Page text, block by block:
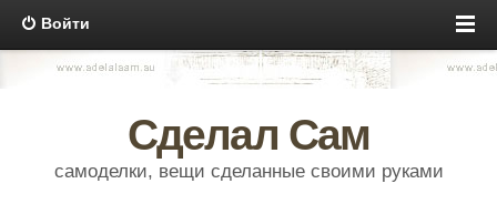
Войти
Сделал Сам
самоделки, вещи сделанные своими руками